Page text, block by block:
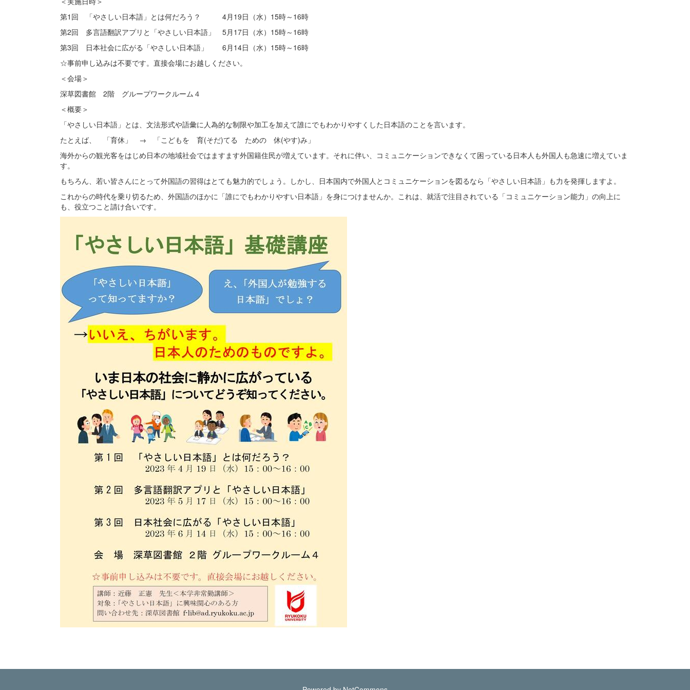
第1回 「やさしい日本語」とは何だろう？ 4月19日（水）15時～16時
第2回 多言語翻訳アプリと「やさしい日本語」 5月17日（水）15時～16時
第3回 日本社会に広がる「やさしい日本語」 6月14日（水）15時～16時
☆事前申し込みは不要です。直接会場にお越しください。
＜会場＞
深草図書館 2階 グループワークルーム４
＜概要＞
「やさしい日本語」とは、文法形式や語彙に人為的な制限や加工を加えて誰にでもわかりやすくした日本語のことを言います。
たとえば、 「育休」 → 「こどもを 育(そだ)てる ための 休(やす)み」
海外からの観光客をはじめ日本の地域社会ではますます外国籍住民が増えています。それに伴い、コミュニケーションできなくて困っている日本人も外国人も急速に増えていま
す。
もちろん、若い皆さんにとって外国語の習得はとても魅力的でしょう。しかし、日本国内で外国人とコミュニケーションを図るなら「やさしい日本語」も力を発揮しますよ。
これからの時代を乗り切るため、外国語のほかに「誰にでもわかりやすい日本語」を身につけませんか。これは、就活で注目されている「コミュニケーション能力」の向上に
も、役立つこと請け合いです。